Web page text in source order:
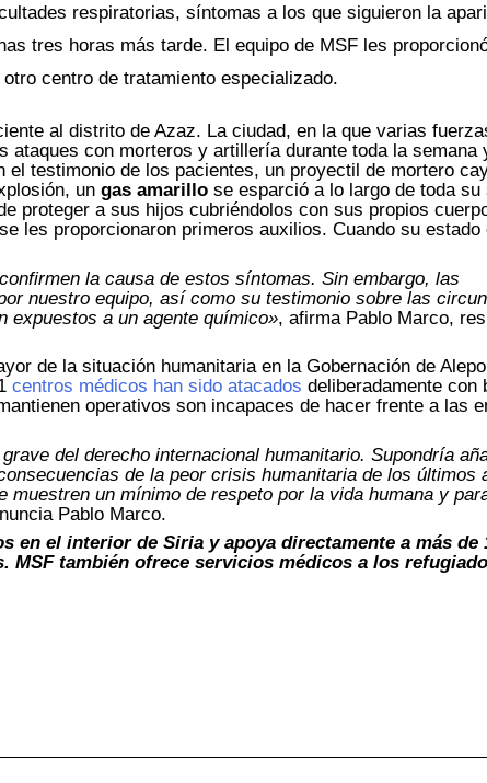
respiratorias, síntomas a los que siguieron la
tres horas más tarde. El equipo de MSF les
centro de tratamiento especializado.
al distrito de Azaz. La ciudad, en la que varias
con morteros y artillería durante toda la semana
testimonio de los pacientes, un proyectil de mortero
un gas amarillo se esparció a lo largo de toda su
proteger a sus hijos cubriéndolos con sus propios
les proporcionaron primeros auxilios. Cuando su estado
la causa de estos síntomas. Sin embargo, las
nuestro equipo, así como su testimonio sobre las
expuestos a un agente químico», afirma Pablo Marco,
de la situación humanitaria en la Gobernación de
centros médicos han sido atacados deliberadamente con
operativos son incapaces de hacer frente a las
del derecho internacional humanitario. Supondría
de la peor crisis humanitaria de los últimos
un mínimo de respeto por la vida humana y
Pablo Marco.
en el interior de Siria y apoya directamente a más de
MSF también ofrece servicios médicos a los